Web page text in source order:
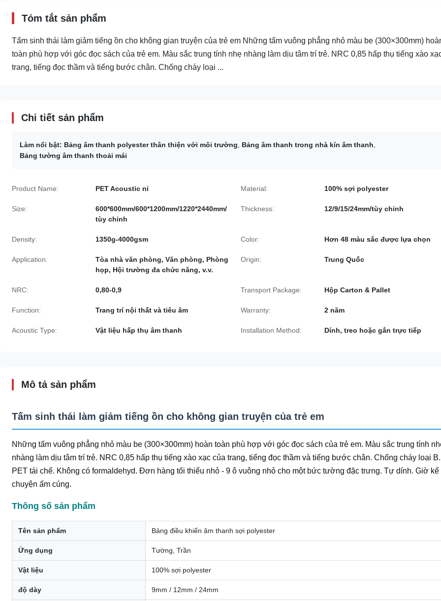
Tóm tắt sản phẩm
Tấm sinh thái làm giảm tiếng ồn cho không gian truyện của trẻ em Những tấm vuông phẳng nhỏ màu be (300×300mm)
toàn phù hợp với góc đọc sách của trẻ em. Màu sắc trung tính nhẹ nhàng làm dịu tâm trí trẻ. NRC 0,85 hấp thụ tiếng xào
trang, tiếng đọc thầm và tiếng bước chân. Chống cháy loại ...
Chi tiết sản phẩm
Làm nổi bật: Bảng âm thanh polyester thân thiện với môi trường Bảng âm thanh trong nhà kín âm thanh
Bảng tường âm thanh thoải mái
Product Name: PET Acoustic nỉ Material: 100% sợi polyester
Size:
600*600mm/600*1200mm/1220*2440mm/
tùy chỉnh
Thickness: 12/9/15/24mm/tùy chỉnh
Density: 1350g-4000gsm Color: Hơn 48 màu sắc được lựa chọn
Application:
Tòa nhà văn phòng, Văn phòng, Phòng
họp, Hội trường đa chức năng, v.v.
Origin: Trung Quốc
NRC: 0,80-0,9 Transport Package: Hộp Carton & Pallet
Function: Trang trí nội thất và tiêu âm Warranty: 2 năm
Acoustic Type: Vật liệu hấp thụ âm thanh Installation Method: Dính, treo hoặc gắn trực tiếp
Mô tả sản phẩm
Tấm sinh thái làm giảm tiếng ồn cho không gian truyện của trẻ em
Những tấm vuông phẳng nhỏ màu be (300×300mm) hoàn toàn phù hợp với góc đọc sách của trẻ em. Màu sắc trung tính
nhàng làm dịu tâm trí trẻ. NRC 0,85 hấp thụ tiếng xào xạc của trang, tiếng đọc thầm và tiếng bước chân. Chống cháy loại B.
PET tái chế. Không có formaldehyd. Đơn hàng tối thiểu nhỏ - 9 ô vuông nhỏ cho một bức tường đặc trưng. Tự dính. Giờ kể
chuyện ấm cúng.
Thông số sản phẩm
Tên sản phẩm Bảng điều khiển âm thanh sợi polyester
Ứng dụng Tường, Trần
Vật liệu 100% sợi polyester
độ dày 9mm / 12mm / 24mm